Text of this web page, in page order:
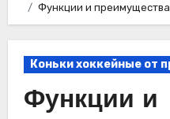
Функции и
Коньки хоккейные от
Функции и